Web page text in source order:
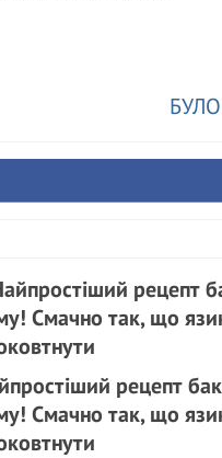
рецепт
Смачно так, що